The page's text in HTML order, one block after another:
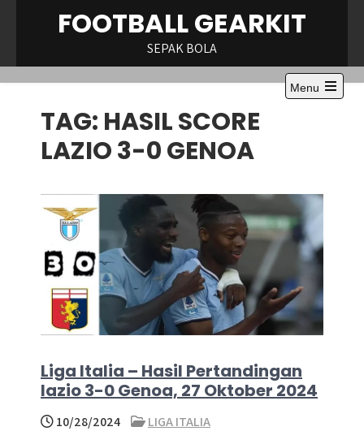
FOOTBALL GEARKIT
SEPAK BOLA
Menu
Open
TAG: HASIL SCORE
LAZIO 3-0 GENOA
Liga Italia – Hasil Pertandingan
lazio 3-0 Genoa, 27 Oktober 2024
10/28/2024
LIGA ITALIA